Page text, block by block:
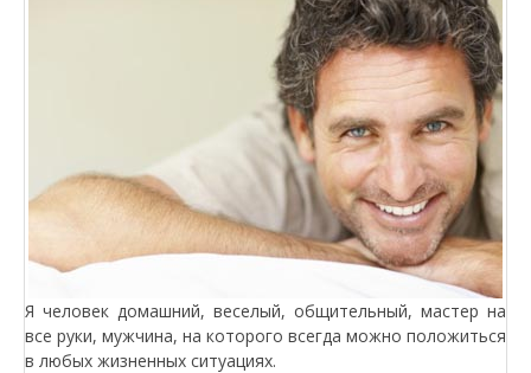
Я человек домашний, веселый, общительный, мастер на
все руки, мужчина, на которого всегда можно положиться
в любых жизненных ситуациях.